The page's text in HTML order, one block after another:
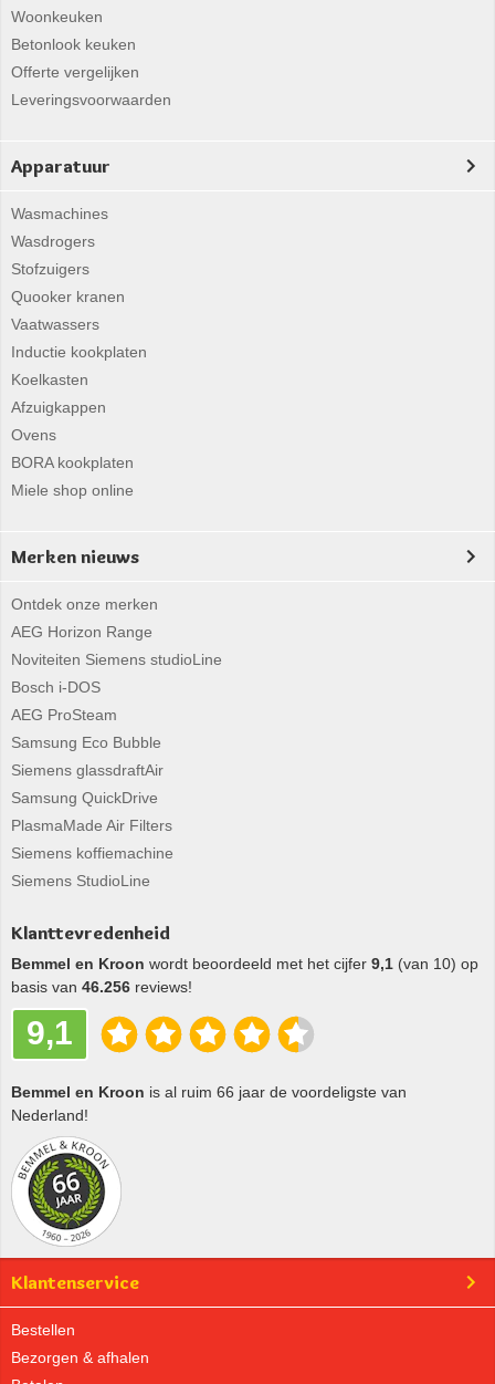
Woonkeuken
Betonlook keuken
Offerte vergelijken
Leveringsvoorwaarden
Apparatuur
Wasmachines
Wasdrogers
Stofzuigers
Quooker kranen
Vaatwassers
Inductie kookplaten
Koelkasten
Afzuigkappen
Ovens
BORA kookplaten
Miele shop online
Merken nieuws
Ontdek onze merken
AEG Horizon Range
Noviteiten Siemens studioLine
Bosch i-DOS
AEG ProSteam
Samsung Eco Bubble
Siemens glassdraftAir
Samsung QuickDrive
PlasmaMade Air Filters
Siemens koffiemachine
Siemens StudioLine
Klanttevredenheid
Bemmel en Kroon wordt beoordeeld met het cijfer 9,1 (van 10) op
basis van 46.256 reviews!
9,1
Bemmel en Kroon is al ruim 66 jaar de voordeligste van
Nederland!
Klantenservice
Bestellen
Bezorgen & afhalen